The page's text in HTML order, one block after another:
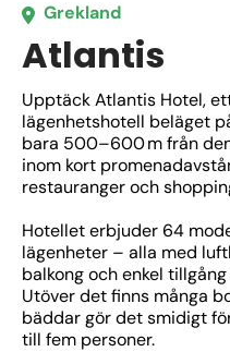
Grekland
Atlantis
Upptäck Atlantis Hotel,
lägenhetshotell beläget
bara 500–600 m från
inom kort
restauranger och
Hotellet erbjuder 64
lägenheter – alla med
balkong och enkel
Utöver det finns många
bäddar gör det smidigt
till fem personer.